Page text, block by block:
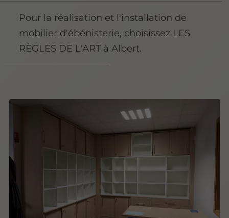
Pour la réalisation et l'installation de
mobilier d'ébénisterie, choisissez LES
RÈGLES DE L'ART à Albert.